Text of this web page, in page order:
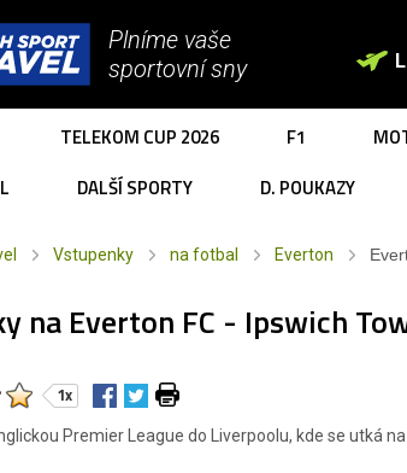
Plníme vaše
sportovní sny
TELEKOM CUP 2026 F1
DALŠÍ SPORTY D. POUKAZY
Vstupenky na fotbal Everton
na Everton FC - Ipswich
1x
Premier League do Liverpoolu, kde se utká